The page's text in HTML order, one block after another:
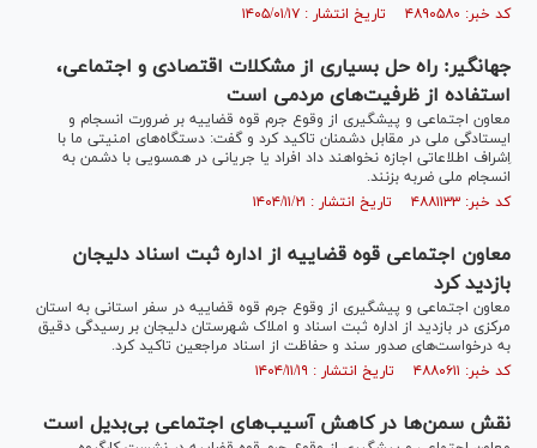
کد خبر: ۴۸۹۰۵۸۰ تاریخ انتشار : ۱۴۰۵/۰۱/۱۷
جهانگیر: راه حل بسیاری از مشکلات اقتصادی و اجتماعی،
استفاده از ظرفیت‌های مردمی است
معاون اجتماعی و پیشگیری از وقوع جرم قوه قضاییه بر ضرورت انسجام و
ایستادگی ملی در مقابل دشمنان تاکید کرد و گفت: دستگا‌ه‌های امنیتی ما با
اِشراف اطلاعاتی اجازه نخواهند داد افراد یا جریانی در همسویی با دشمن به
انسجام ملی ضربه بزنند.
کد خبر: ۴۸۸۱۱۳۳ تاریخ انتشار : ۱۴۰۴/۱۱/۲۱
معاون اجتماعی قوه قضاییه از اداره ثبت اسناد دلیجان
بازدید کرد
معاون اجتماعی و پیشگیری از وقوع جرم قوه قضاییه در سفر استانی به استان
مرکزی در بازدید از اداره ثبت اسناد و املاک شهرستان دلیجان بر رسیدگی دقیق
به درخواست‌های صدور سند و حفاظت از اسناد مراجعین تاکید کرد.
کد خبر: ۴۸۸۰۶۱۱ تاریخ انتشار : ۱۴۰۴/۱۱/۱۹
نقش سمن‌ها در کاهش آسیب‌های اجتماعی بی‌بدیل است